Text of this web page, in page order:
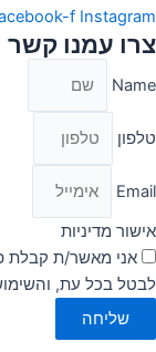
f Instagram
צרו עמנו קשר
Name
טלפון
Email
אישור מדיניות
אני מאשר/ת קבלת
לבטל בכל עת,
שליחה